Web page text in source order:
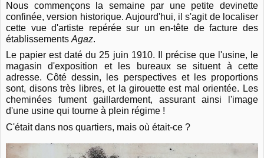
Nous commençons la semaine par une petite devinette
confinée, version historique. Aujourd'hui, il s'agit de localiser
cette vue d'artiste repérée sur un en-tête de facture des
établissementsAgaz.
Le papier est daté du 25 juin 1910. Il précise que l'usine, le
magasin d'exposition et les bureaux se situent à cette
adresse. Côté dessin, les perspectives et les proportions
sont, disons très libres, et la girouette est mal orientée. Les
cheminées fument gaillardement, assurant ainsi l'image
d'une usine qui tourne à plein régime !
C'était dans nos quartiers, mais où était-ce ?